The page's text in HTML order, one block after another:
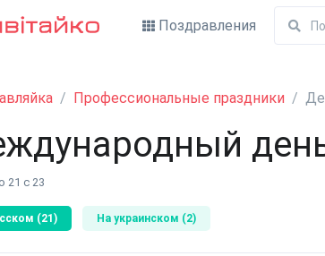
Поздравления
Профессиональные праздники
21 с 23
(21) На украинском (2)